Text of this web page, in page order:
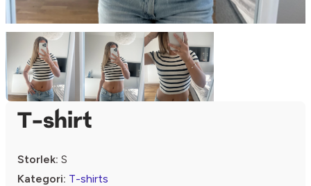
T-shirt
Storlek: S
Kategori: T-shirts